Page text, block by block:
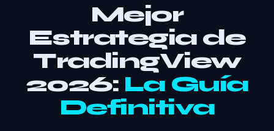
Mejor
Estrategia de
TradingView
2026: La Guía
Definitiva